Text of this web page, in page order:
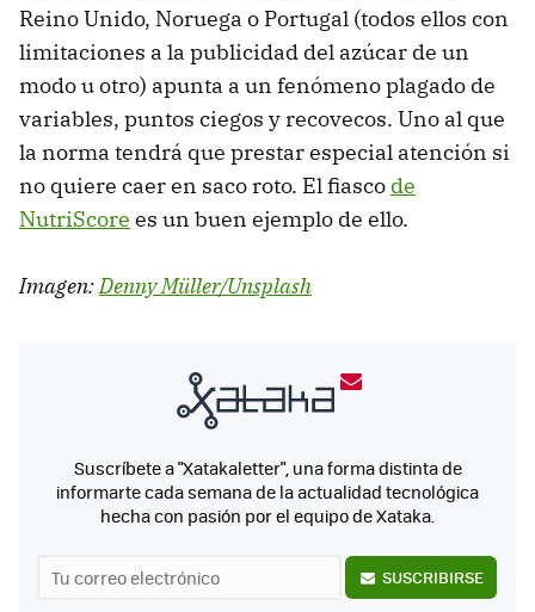
Reino Unido, Noruega o Portugal (todos ellos con
limitaciones a la publicidad del azúcar de un
modo u otro) apunta a un fenómeno plagado de
variables, puntos ciegos y recovecos. Uno al que
la norma tendrá que prestar especial atención si
no quiere caer en saco roto. El fiasco de
NutriScore es un buen ejemplo de ello.
Imagen:Denny Müller/Unsplash
Suscríbete a "Xatakaletter", una forma distinta de
informarte cada semana de la actualidad tecnológica
hecha con pasión por el equipo de Xataka.
SUSCRIBIRSE